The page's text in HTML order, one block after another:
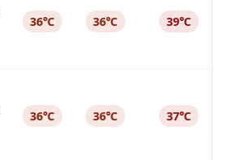
36℃ 36℃ 39℃
36℃ 36℃ 37℃